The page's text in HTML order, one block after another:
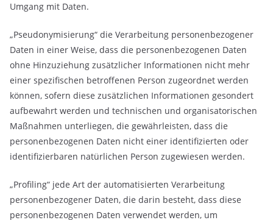
Umgang mit Daten.
„Pseudonymisierung“ die Verarbeitung personenbezogener
Daten in einer Weise, dass die personenbezogenen Daten
ohne Hinzuziehung zusätzlicher Informationen nicht mehr
einer spezifischen betroffenen Person zugeordnet werden
können, sofern diese zusätzlichen Informationen gesondert
aufbewahrt werden und technischen und organisatorischen
Maßnahmen unterliegen, die gewährleisten, dass die
personenbezogenen Daten nicht einer identifizierten oder
identifizierbaren natürlichen Person zugewiesen werden.
„Profiling“ jede Art der automatisierten Verarbeitung
personenbezogener Daten, die darin besteht, dass diese
personenbezogenen Daten verwendet werden, um